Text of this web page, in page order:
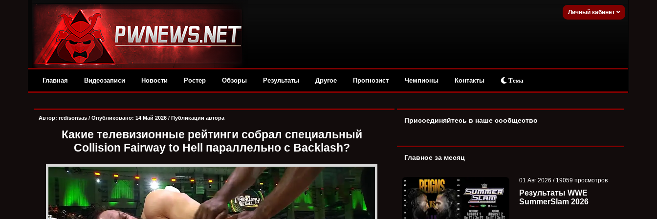
Личный кабинет
Главная Видеозаписи Новости Ростер Обзоры Результаты Другое Прогнозист Чемпионы Контакты Тема
Автор: redisonsas / Опубликовано: 14 Май 2026 / Публикации автора
Какие телевизионные рейтинги собрал специальный
Collision Fairway to Hell параллельно с Backlash?
Присоединяйтесь в наше сообщество
Главное за месяц
01 Авг 2026 / 19059 просмотров
Результаты WWE
SummerSlam 2026